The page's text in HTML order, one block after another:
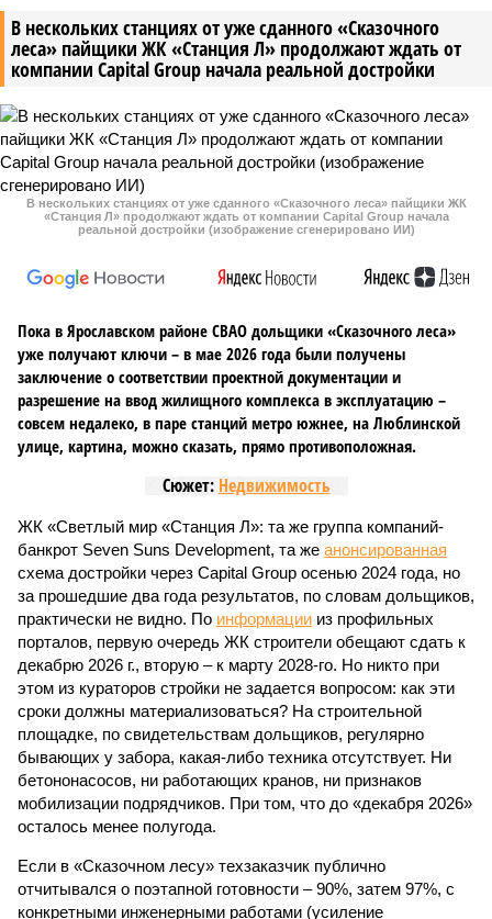
В нескольких станциях от уже сданного «Сказочного
леса» пайщики ЖК «Станция Л» продолжают ждать от
компании Capital Group начала реальной достройки
В нескольких станциях от уже сданного «Сказочного леса» пайщики ЖК
«Станция Л» продолжают ждать от компании Capital Group начала
реальной достройки (изображение сгенерировано ИИ)
Пока в Ярославском районе СВАО дольщики «Сказочного леса»
уже получают ключи – в мае 2026 года были получены
заключение о соответствии проектной документации и
разрешение на ввод жилищного комплекса в эксплуатацию –
совсем недалеко, в паре станций метро южнее, на Люблинской
улице, картина, можно сказать, прямо противоположная.
Сюжет: Недвижимость
ЖК «Светлый мир «Станция Л»: та же группа компаний-
банкрот Seven Suns Development, та же анонсированная
схема достройки через Capital Group осенью 2024 года, но
за прошедшие два года результатов, по словам дольщиков,
практически не видно. По информации из профильных
порталов, первую очередь ЖК строители обещают сдать к
декабрю 2026 г., вторую – к марту 2028-го. Но никто при
этом из кураторов стройки не задается вопросом: как эти
сроки должны материализоваться? На строительной
площадке, по свидетельствам дольщиков, регулярно
бывающих у забора, какая-либо техника отсутствует. Ни
бетононасосов, ни работающих кранов, ни признаков
мобилизации подрядчиков. При том, что до «декабря 2026»
осталось менее полугода.
Если в «Сказочном лесу» техзаказчик публично
отчитывался о поэтапной готовности – 90%, затем 97%, с
конкретными инженерными работами (усиление